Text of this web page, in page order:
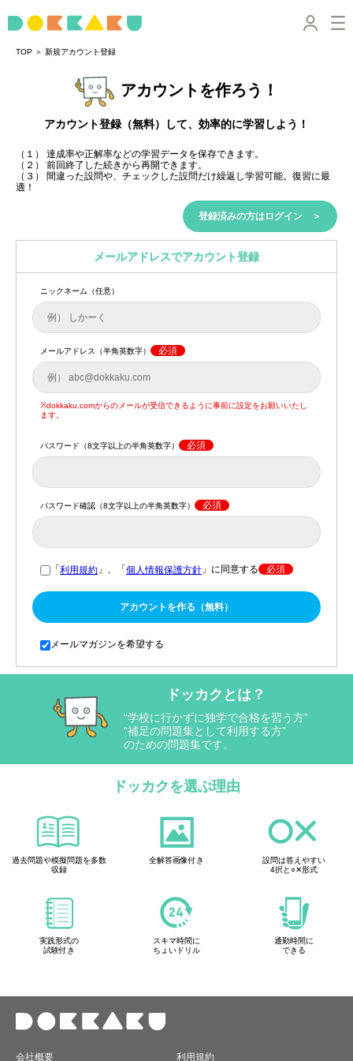
TOP ＞ 新規アカウント登録
アカウントを作ろう！
アカウント登録（無料）して、効率的に学習しよう！
（１） 達成率や正解率などの学習データを保存できます。
（２） 前回終了した続きから再開できます。
（３） 間違った設問や、チェックした設問だけ繰返し学習可能。復習に最
適！
登録済みの方はログイン ＞
メールアドレスでアカウント登録
ニックネーム（任意）
メールアドレス（半角英数字） 必須
※dokkaku.comからのメールが受信できるように事前に設定をお願いいたし
ます。
パスワード（8文字以上の半角英数字） 必須
パスワード確認（8文字以上の半角英数字） 必須
「 利用規約 」、「 個人情報保護方針 」に同意する 必須
アカウントを作る（無料）
メールマガジンを希望する
ドッカクとは？
“学校に行かずに独学で合格を習う方”
“補足の問題集として利用する方”
のための問題集です。
ドッカクを選ぶ理由
過去問題や模擬問題を多数
収録
全解答画像付き
設問は答えやすい
4択と○✕形式
実践形式の
試験付き
スキマ時間に
ちょいドリル
通勤時間に
できる
会社概要 利用規約